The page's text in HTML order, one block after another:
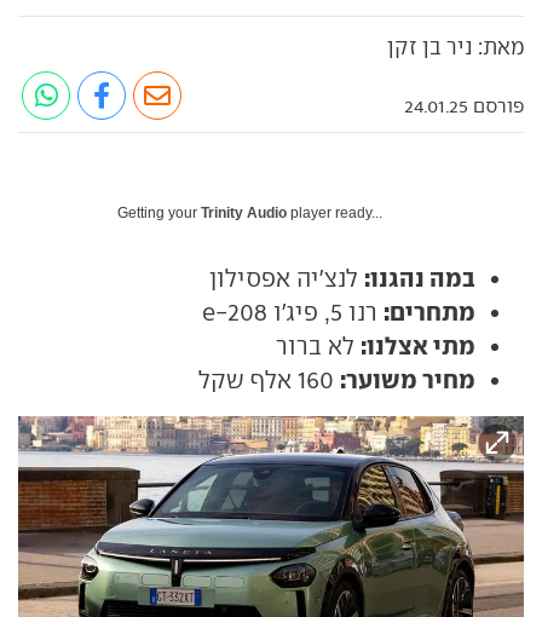
מאת: ניר בן זקן
פורסם 24.01.25
Getting your Trinity Audio player ready...
במה נהגנו: לנצ'יה אפסילון
מתחרים: רנו 5, פיג'ו e-208
מתי אצלנו: לא ברור
מחיר משוער: